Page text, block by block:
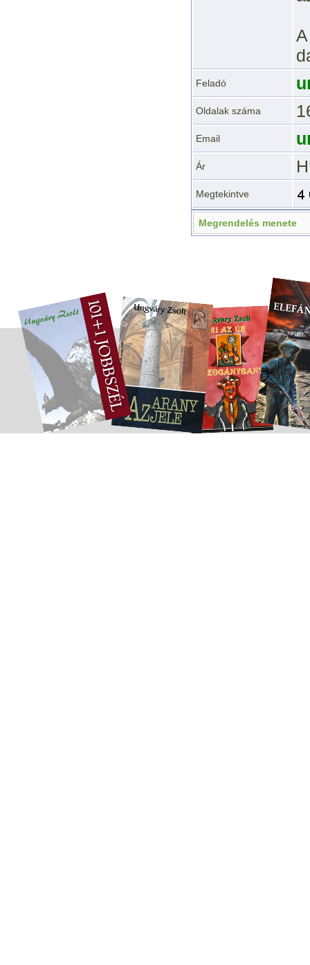
Feladó
Oldalak száma
Email
Ár
Megtekintve
Megrendelés menete